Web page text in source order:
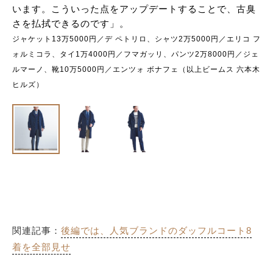
います。こういった点をアップデートすることで、古臭
さを払拭できるのです」。
ジャケット13万5000円／デ ペトリロ、シャツ2万5000円／エリコ フ
ォルミコラ、タイ1万4000円／フマガッリ、パンツ2万8000円／ジェ
ルマーノ、靴10万5000円／エンツォ ボナフェ（以上ビームス 六本木
ヒルズ）
関連記事： 後編では、人気ブランドのダッフルコート8
着を全部見せ